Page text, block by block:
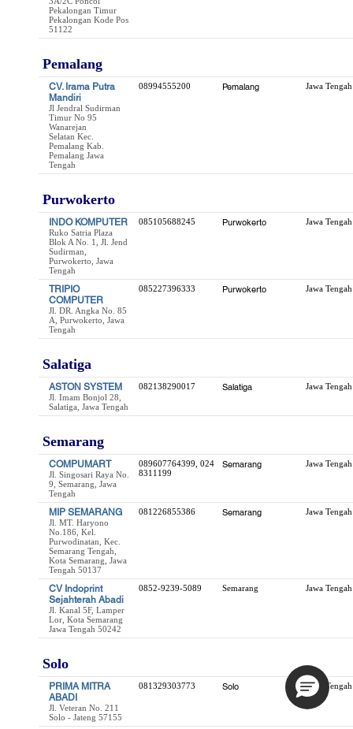
Pekalongan Timur
Pekalongan Kode Pos
51122
Pemalang
CV. Irama Putra
Mandiri
Jl Jendral Sudirman
Timur No 95
Wanarejan
Selatan Kec.
Pemalang Kab.
Pemalang Jawa
Tengah
08994555200 Pemalang Jawa Tengah
Purwokerto
INDO KOMPUTER
Ruko Satria Plaza
Blok A No. 1, Jl. Jend
Sudirman,
Purwokerto, Jawa
Tengah
085105688245 Purwokerto Jawa Tengah
TRIPIO
COMPUTER
Jl. DR. Angka No. 85
A, Purwokerto, Jawa
Tengah
085227396333 Purwokerto Jawa Tengah
Salatiga
ASTON SYSTEM
Jl. Imam Bonjol 28,
Salatiga, Jawa Tengah
082138290017 Salatiga Jawa Tengah
Semarang
COMPUMART
Jl. Singosari Raya No.
9, Semarang, Jawa
Tengah
089607764399, 024
8311199
Semarang Jawa Tengah
MIP SEMARANG
Jl. MT. Haryono
No.186, Kel.
Purwodinatan, Kec.
Semarang Tengah,
Kota Semarang, Jawa
Tengah 50137
081226855386 Semarang Jawa Tengah
CV Indoprint
Sejahterah Abadi
Jl. Kanal 5F, Lamper
Lor, Kota Semarang
Jawa Tengah 50242
0852-9239-5089 Semarang Jawa Tengah
Solo
PRIMA MITRA
ABADI
Jl. Veteran No. 211
Solo - Jateng 57155
081329303773 Solo Jawa Tengah